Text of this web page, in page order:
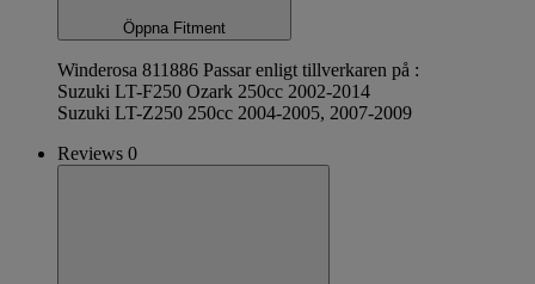
Öppna Fitment
Winderosa 811886 Passar enligt tillverkaren på :
Suzuki LT-F250 Ozark 250cc 2002-2014
Suzuki LT-Z250 250cc 2004-2005, 2007-2009
Reviews 0